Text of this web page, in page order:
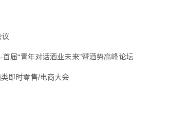
“青年对话酒业未来”暨酒势高峰论坛
时零售/电商大会